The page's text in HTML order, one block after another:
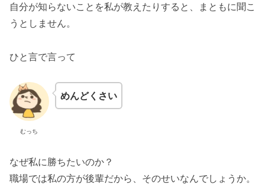
自分が知らないことを私が教えたりすると、まともに聞こ
うとしません。
ひと言で言って
むっち
めんどくさい
なぜ私に勝ちたいのか？
職場では私の方が後輩だから、そのせいなんでしょうか。